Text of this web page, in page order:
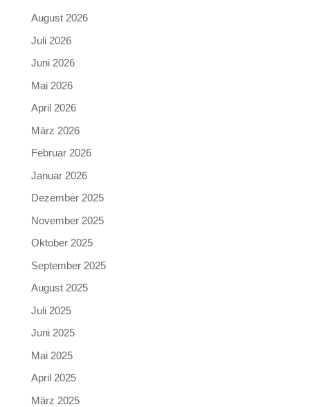
August 2026
Juli 2026
Juni 2026
Mai 2026
April 2026
März 2026
Februar 2026
Januar 2026
Dezember 2025
November 2025
Oktober 2025
September 2025
August 2025
Juli 2025
Juni 2025
Mai 2025
April 2025
März 2025